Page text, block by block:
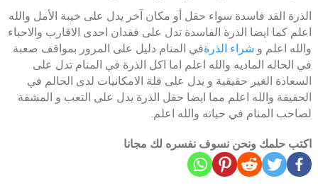
الذرة القد فاسدة سواء حقل أو مكان آخر يدل على خيبة الأمل والله
اعلم كما ايضا الذرة الفاسدة تدل على فقدان احدى الاقارب والاحباء
والله اعلم و شراء الذرةفي المنام دليل على المرور بمواقف صعبة
في الحاله الماديه والله اعلم اما اكل الذرة في المنام تدل على
السعادة الغير حقيقية و يدل على قلة الامكانيات لدى الحالم في
الحقيقة والله اعلم مما ايضا حقل الذرة يدل على التعب و المشقة
لصاحب المنام في حياته والله اعلم.
اكتب حلمك ونحن نسوف نفسره لك مجانا